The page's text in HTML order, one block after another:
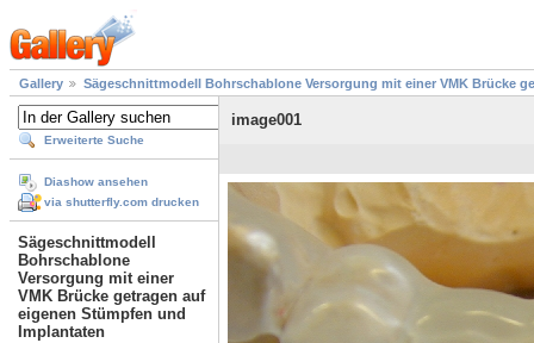
Gallery Sägeschnittmodell Bohrschablone Versorgung mit einer VMK Brücke
Erweiterte Suche
Diashow ansehen
via shutterfly.com drucken
Sägeschnittmodell
Bohrschablone
Versorgung mit einer
VMK Brücke getragen auf
eigenen Stümpfen und
Implantaten
image001